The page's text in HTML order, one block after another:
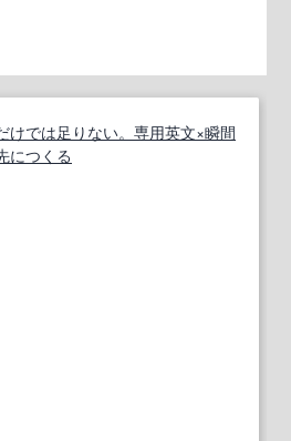
けでは足りない。専用英文×瞬間
につくる